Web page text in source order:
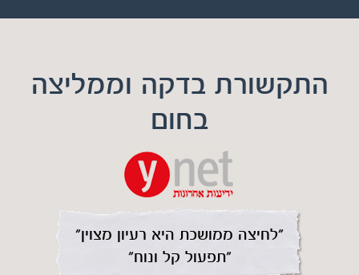
התקשורת בדקה וממליצה
בחום
״לחיצה ממושכת היא רעיון מצוין״
״תפעול קל ונוח״